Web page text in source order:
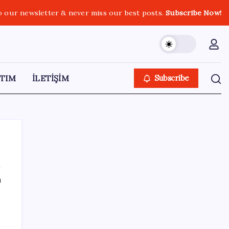
our newsletter & never miss our best posts.Subscribe Now!
İLETİŞİM Subscribe